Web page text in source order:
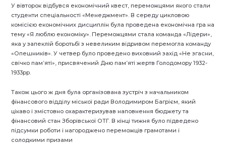
У вівторок відбувся економічний квест, переможцями якого стали
студенти спеціальності «Менеджмент». В середу цикловою
комісією економічних дисциплін була проведена економічна гра на
тему «Я люблю економіку». Переможцями стала команда «Лідери»,
яка у запеклій боротьбі з невеликим відривом перемогла команду
«Опешників». У четвер було проведено виховний захід «Не згасни,
свічко пам’яті», присвячений Дню пам’яті жертв Голодомору 1932-
1933рр.
Також цього ж дня була організована зустріч з начальником
фінансового відділу міської ради Володимиром Багрієм, який
цікаво і змістовно охарактеризував наповнення бюджету та
фінансовий стан Зборівської ОТГ. В кінці тижня було підведено
підсумки роботи і нагороджено переможців грамотами і
солодкими призами